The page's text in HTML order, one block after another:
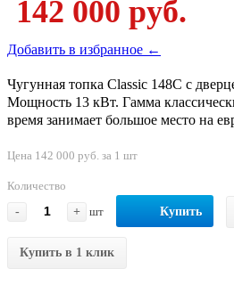
142 000 руб.
Добавить в избранное ←
Чугунная топка Classic 148C с
Мощность 13 кВт. Гамма
время занимает большое место на
Цена 142 000 руб. за 1 шт
Количество
-
+ шт Купить
Купить в 1 клик